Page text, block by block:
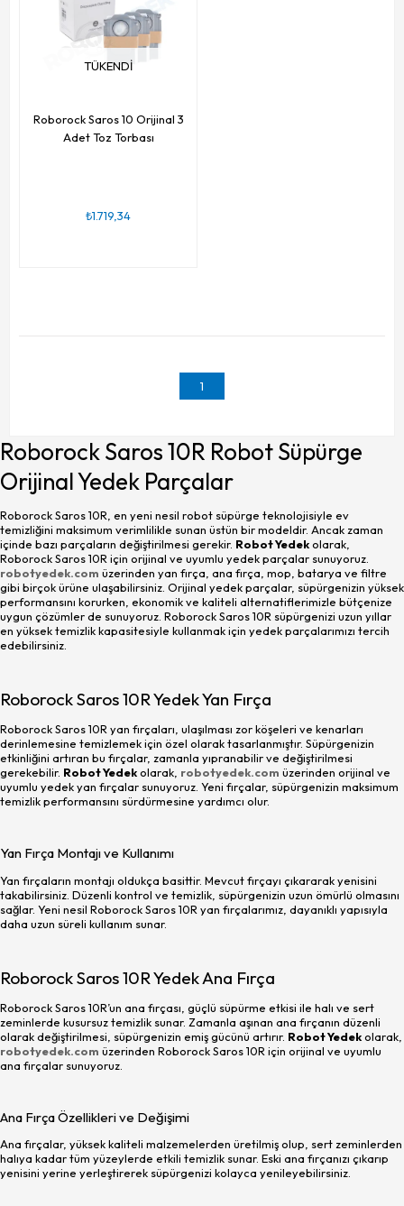
TÜKENDI
Roborock Saros 10 Orijinal 3
Adet Toz Torbası
₺1.719,34
1
Roborock Saros 10R Robot Süpürge
Orijinal Yedek Parçalar
Roborock Saros 10R, en yeni nesil robot süpürge teknolojisiyle ev
temizliğini maksimum verimlilikle sunan üstün bir modeldir. Ancak zaman
içinde bazı parçaların değiştirilmesi gerekir. Robot Yedekolarak,
Roborock Saros 10R için orijinal ve uyumlu yedek parçalar sunuyoruz.
robotyedek.com üzerinden yan fırça, ana fırça, mop, batarya ve filtre
gibi birçok ürüne ulaşabilirsiniz. Orijinal yedek parçalar, süpürgenizin yüksek
performansını korurken, ekonomik ve kaliteli alternatiflerimizle bütçenize
uygun çözümler de sunuyoruz. Roborock Saros 10R süpürgenizi uzun yıllar
en yüksek temizlik kapasitesiyle kullanmak için yedek parçalarımızı tercih
edebilirsiniz.
Roborock Saros 10R Yedek Yan Fırça
Roborock Saros 10R yan fırçaları, ulaşılması zor köşeleri ve kenarları
derinlemesine temizlemek için özel olarak tasarlanmıştır. Süpürgenizin
etkinliğini artıran bu fırçalar, zamanla yıpranabilir ve değiştirilmesi
gerekebilir. Robot Yedekolarak, robotyedek.com üzerinden orijinal ve
uyumlu yedek yan fırçalar sunuyoruz. Yeni fırçalar, süpürgenizin maksimum
temizlik performansını sürdürmesine yardımcı olur.
Yan Fırça Montajı ve Kullanımı
Yan fırçaların montajı oldukça basittir. Mevcut fırçayı çıkararak yenisini
takabilirsiniz. Düzenli kontrol ve temizlik, süpürgenizin uzun ömürlü olmasını
sağlar. Yeni nesil Roborock Saros 10R yan fırçalarımız, dayanıklı yapısıyla
daha uzun süreli kullanım sunar.
Roborock Saros 10R Yedek Ana Fırça
Roborock Saros 10R’un ana fırçası, güçlü süpürme etkisi ile halı ve sert
zeminlerde kusursuz temizlik sunar. Zamanla aşınan ana fırçanın düzenli
olarak değiştirilmesi, süpürgenizin emiş gücünü artırır. Robot Yedekolarak,
robotyedek.com üzerinden Roborock Saros 10R için orijinal ve uyumlu
ana fırçalar sunuyoruz.
Ana Fırça Özellikleri ve Değişimi
Ana fırçalar, yüksek kaliteli malzemelerden üretilmiş olup, sert zeminlerden
halıya kadar tüm yüzeylerde etkili temizlik sunar. Eski ana fırçanızı çıkarıp
yenisini yerine yerleştirerek süpürgenizi kolayca yenileyebilirsiniz.